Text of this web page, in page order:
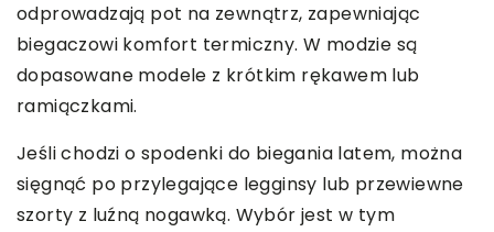
odprowadzają pot na zewnątrz, zapewniając
biegaczowi komfort termiczny. W modzie są
dopasowane modele z krótkim rękawem lub
ramiączkami.
Jeśli chodzi o spodenki do biegania latem, można
sięgnąć po przylegające legginsy lub przewiewne
szorty z luźną nogawką. Wybór jest w tym